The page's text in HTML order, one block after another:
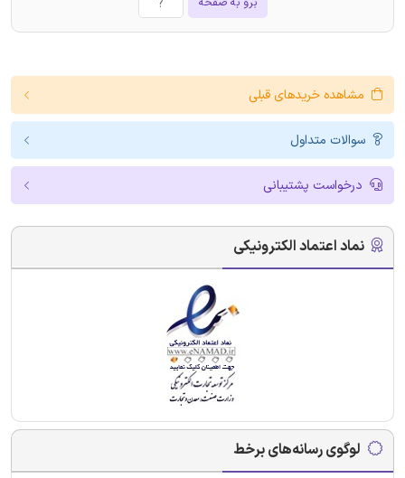
مشاهده خریدهای قبلی
سوالات متداول
درخواست پشتیبانی
نماد اعتماد الکترونیکی
لوگوی رسانه‌های برخط